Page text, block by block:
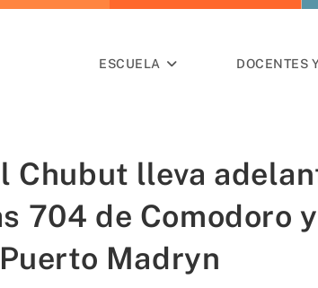
ESCUELA DOCENTES
Chubut lleva
704 de Comodoro
Puerto Madryn